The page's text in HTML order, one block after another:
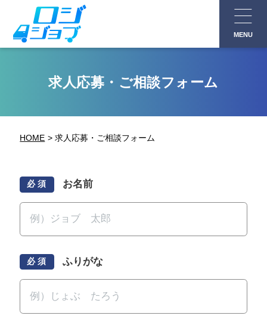
MENU
求人応募・ご相談フォーム
HOME 求人応募・ご相談フォーム
必 須 お名前
必 須 ふりがな